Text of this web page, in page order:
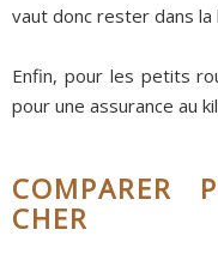
vaut donc rester dans la
Enfin, pour les petits
pour une assurance au
COMPARER
CHER